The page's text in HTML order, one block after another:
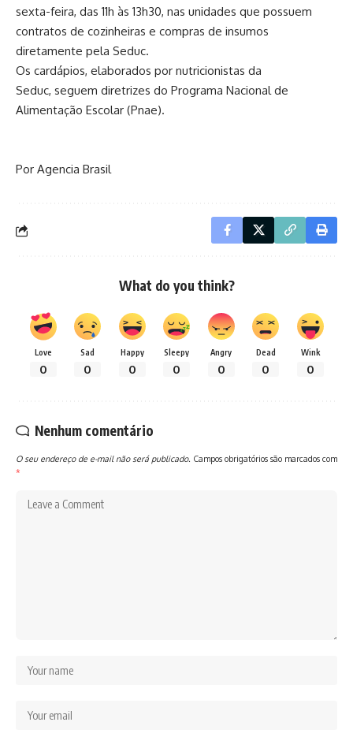
sexta-feira, das 11h às 13h30, nas unidades que possuem
contratos de cozinheiras e compras de insumos
diretamente pela Seduc.
Os cardápios, elaborados por nutricionistas da
Seduc, seguem diretrizes do Programa Nacional de
Alimentação Escolar (Pnae).
Por Agencia Brasil
What do you think?
Love
0
Sad
0
Happy
0
Sleepy
0
Angry
0
Dead
0
Wink
0
Nenhum comentário
O seu endereço de e-mail não será publicado. Campos obrigatórios são marcados com
*